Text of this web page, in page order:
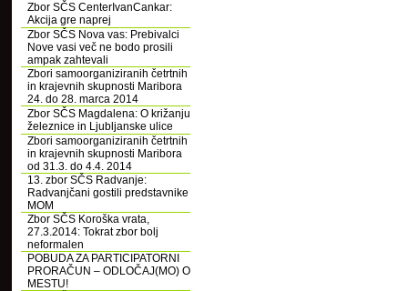
Zbor SČS CenterIvanCankar:
Akcija gre naprej
Zbor SČS Nova vas: Prebivalci
Nove vasi več ne bodo prosili
ampak zahtevali
Zbori samoorganiziranih četrtnih
in krajevnih skupnosti Maribora
24. do 28. marca 2014
Zbor SČS Magdalena: O križanju
železnice in Ljubljanske ulice
Zbori samoorganiziranih četrtnih
in krajevnih skupnosti Maribora
od 31.3. do 4.4. 2014
13. zbor SČS Radvanje:
Radvanjčani gostili predstavnike
MOM
Zbor SČS Koroška vrata,
27.3.2014: Tokrat zbor bolj
neformalen
POBUDA ZA PARTICIPATORNI
PRORAČUN – ODLOČAJ(MO) O
MESTU!